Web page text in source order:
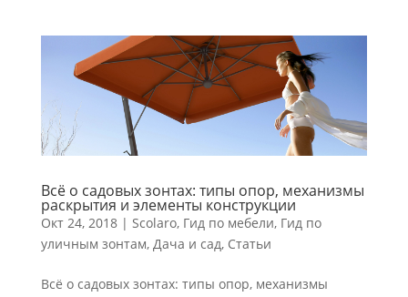
Всё о садовых зонтах: типы опор, механизмы
раскрытия и элементы конструкции
Окт 24, 2018| Scolaro, Гид по мебели, Гид по
уличным зонтам, Дача и сад, Статьи
Всё о садовых зонтах: типы опор, механизмы